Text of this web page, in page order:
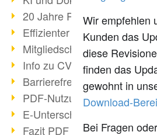
20 Jahre PDF/X (Teil 1)
Effizienter Dokumenten
Mitgliedschaft PDF
Info zu CVE-2022-22965
Barrierefreiheit mehr als
PDF-Nutzung durch
E-Unterschriften für
Fazit PDF Days 2021
Wir empfehlen
Kunden das
diese
finden das
gewohnt in
Download-
Bei Fragen oder